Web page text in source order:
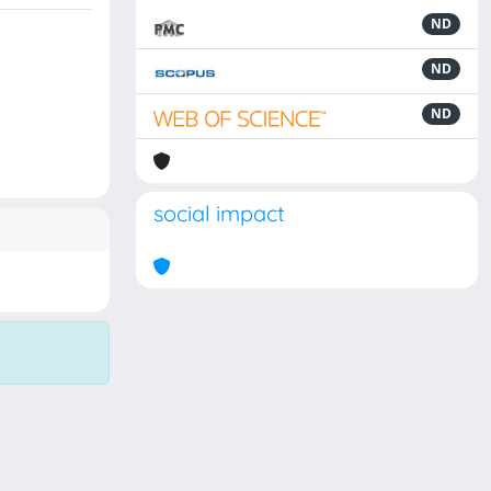
ND
ND
ND
social impact